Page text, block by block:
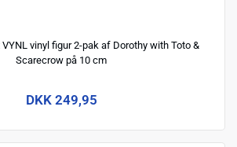
vinyl figur 2-pak af Dorothy with Toto &
Scarecrow på 10 cm
DKK 249,95